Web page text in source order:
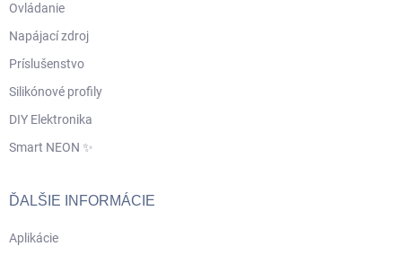
Ovládanie
Napájací zdroj
Príslušenstvo
Silikónové profily
DIY Elektronika
Smart NEON ✨
ĎALŠIE INFORMÁCIE
Aplikácie